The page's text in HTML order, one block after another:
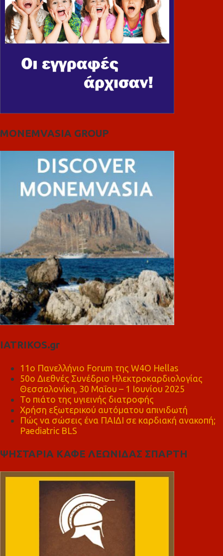
MONEMVASIA GROUP
IATRIKOS.gr
11ο Πανελλήνιο Forum της W4O Hellas
50ο Διεθνές Συνέδριο Ηλεκτροκαρδιολογίας
Θεσσαλονίκη, 30 Μαΐου – 1 Ιουνίου 2025
Το πιάτο της υγιεινής διατροφής
Χρήση εξωτερικού αυτόματου απινιδωτή
Πώς να σώσεις ένα ΠΑΙΔΙ σε καρδιακή ανακοπή;
Paediatric BLS
ΨΗΣΤΑΡΙΑ ΚΑΦΕ ΛΕΩΝΙΔΑΣ ΣΠΑΡΤΗ